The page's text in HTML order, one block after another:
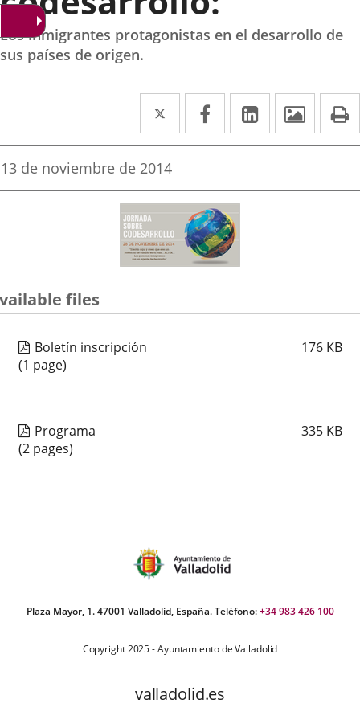
Los inmigrantes protagonistas en el desarrollo de
sus países de origen.
Twitter
Enlace
a
una
aplicación
externa.
Facebook
Enlace
a
aplicación
externa.
Linkedin
Enlace
a
aplicación
Fecha
la
13 de noviembre de 2014
files
Boletín inscripción 176 KB
(1 page)
Programa 335 KB
(2 pages)
Plaza Mayor, 1. 47001 Valladolid, España. Teléfono:+34 983 426 100
Copyright 2025 - Ayuntamiento de Valladolid
valladolid.es